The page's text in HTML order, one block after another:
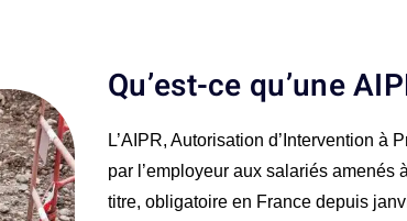
Qu’est-ce qu’une
L’AIPR, Autorisation d’Intervention
par l’employeur aux salariés amenés
titre, obligatoire en France depuis